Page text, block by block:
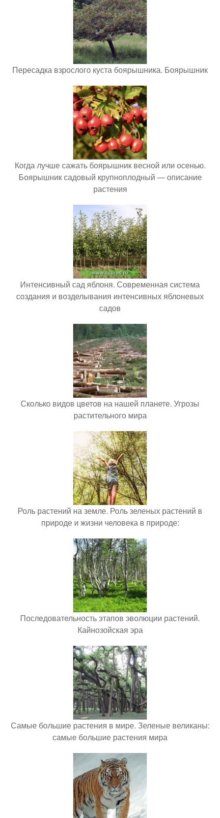
Пересадка взрослого куста боярышника. Боярышник
Когда лучше сажать боярышник весной или осенью.
Боярышник садовый крупноплодный — описание
растения
Интенсивный сад яблоня. Современная система
создания и возделывания интенсивных яблоневых
садов
Сколько видов цветов на нашей планете. Угрозы
растительного мира
Роль растений на земле. Роль зеленых растений в
природе и жизни человека в природе:
Последовательность этапов эволюции растений.
Кайнозойская эра
Самые большие растения в мире. Зеленые великаны:
самые большие растения мира